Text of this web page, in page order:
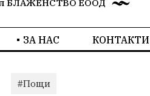
БЛАЖЕНСТВО ЕООД
ЗА НАС КОНТАКТИ
#Пощи